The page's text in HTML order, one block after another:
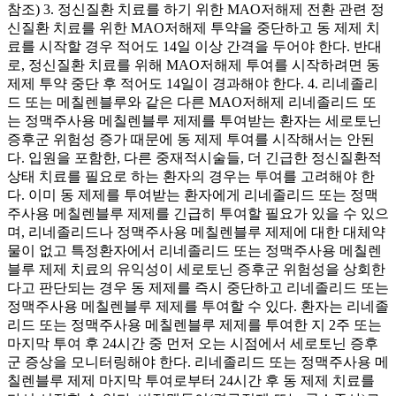
참조) 3. 정신질환 치료를 하기 위한 MAO저해제 전환 관련 정
신질환 치료를 위한 MAO저해제 투약을 중단하고 동 제제 치
료를 시작할 경우 적어도 14일 이상 간격을 두어야 한다. 반대
로, 정신질환 치료를 위해 MAO저해제 투여를 시작하려면 동
제제 투약 중단 후 적어도 14일이 경과해야 한다. 4. 리네졸리
드 또는 메칠렌블루와 같은 다른 MAO저해제 리네졸리드 또
는 정맥주사용 메칠렌블루 제제를 투여받는 환자는 세로토닌
증후군 위험성 증가 때문에 동 제제 투여를 시작해서는 안된
다. 입원을 포함한, 다른 중재적시술들, 더 긴급한 정신질환적
상태 치료를 필요로 하는 환자의 경우는 투여를 고려해야 한
다. 이미 동 제제를 투여받는 환자에게 리네졸리드 또는 정맥
주사용 메칠렌블루 제제를 긴급히 투여할 필요가 있을 수 있으
며, 리네졸리드나 정맥주사용 메칠렌블루 제제에 대한 대체약
물이 없고 특정환자에서 리네졸리드 또는 정맥주사용 메칠렌
블루 제제 치료의 유익성이 세로토닌 증후군 위험성을 상회한
다고 판단되는 경우 동 제제를 즉시 중단하고 리네졸리드 또는
정맥주사용 메칠렌블루 제제를 투여할 수 있다. 환자는 리네졸
리드 또는 정맥주사용 메칠렌블루 제제를 투여한 지 2주 또는
마지막 투여 후 24시간 중 먼저 오는 시점에서 세로토닌 증후
군 증상을 모니터링해야 한다. 리네졸리드 또는 정맥주사용 메
칠렌블루 제제 마지막 투여로부터 24시간 후 동 제제 치료를